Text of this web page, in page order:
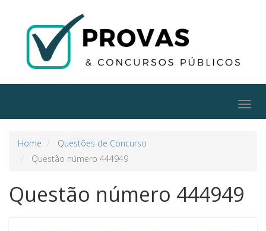
Home
Questões de Concurso
Questão número 444949
Questão número 444949